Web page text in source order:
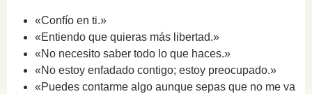
«Confío en ti.»
«Entiendo que quieras más libertad.»
«No necesito saber todo lo que haces.»
«No estoy enfadado contigo; estoy preocupado.»
«Puedes contarme algo aunque sepas que no me va